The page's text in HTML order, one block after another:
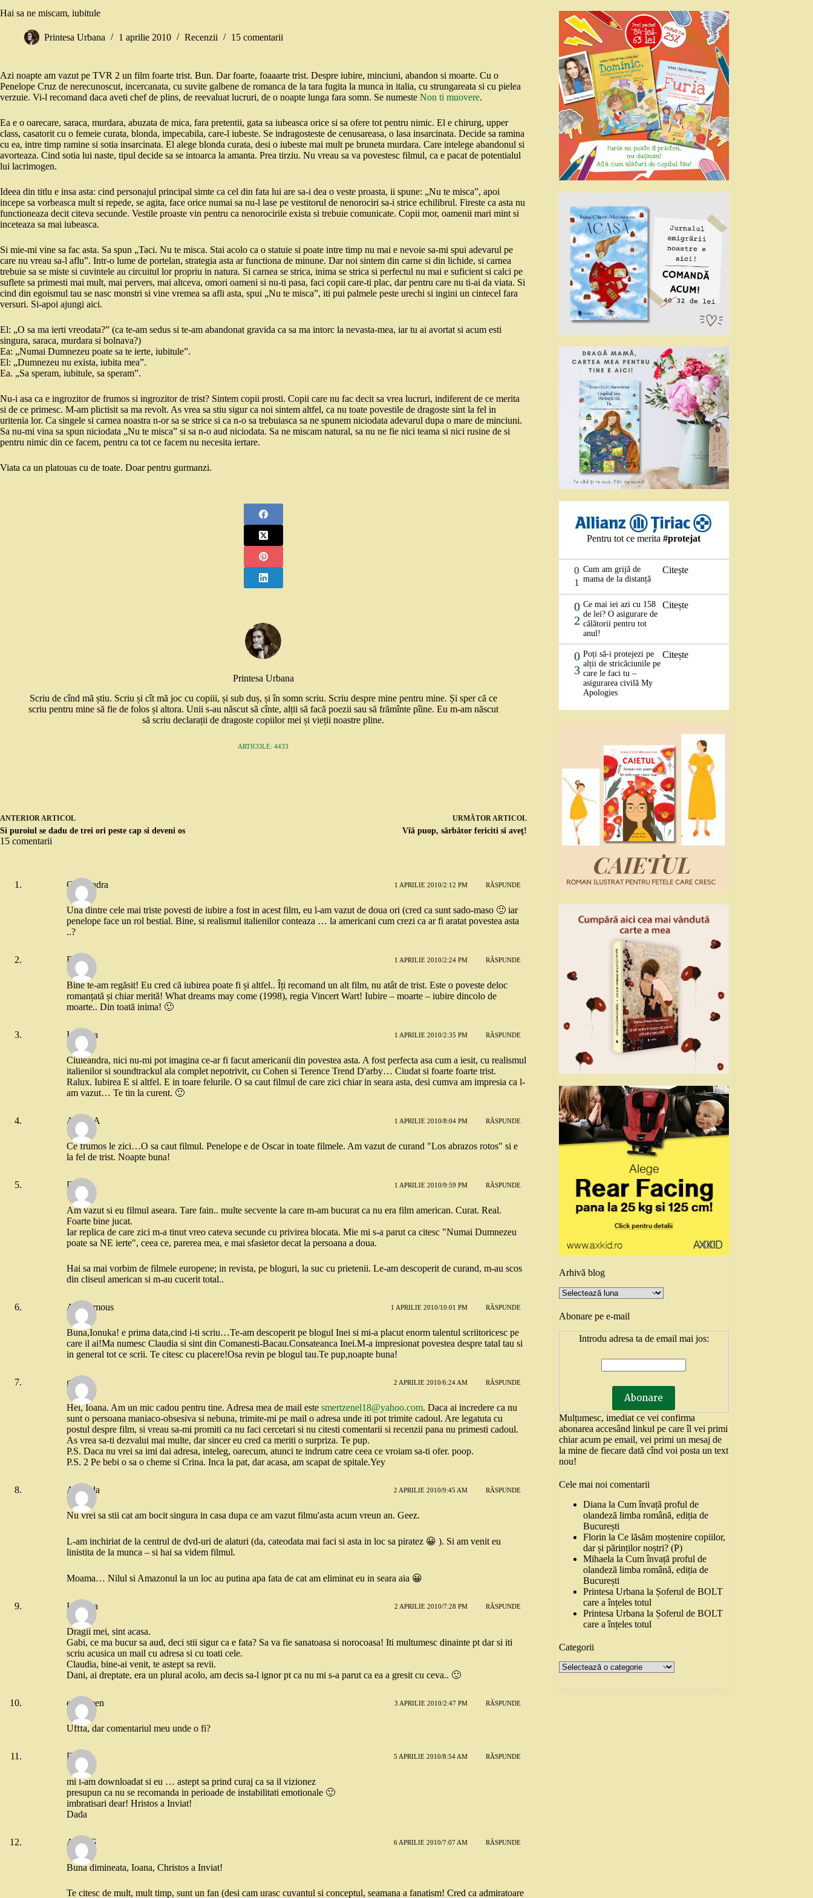
Hai sa ne miscam, iubitule
Printesa Urbana 1 aprilie 2010 Recenzii 15 comentarii
Azi noapte am vazut pe TVR 2 un film foarte trist. Bun. Dar foarte, foaaarte trist. Despre iubire, minciuni, abandon si moarte. Cu o
Penelope Cruz de nerecunoscut, incercanata, cu suvite galbene de romanca de la tara fugita la munca in italia, cu strungareata si cu pielea
verzuie. Vi-l recomand daca aveti chef de plins, de reevaluat lucruri, de o noapte lunga fara somn. Se numeste Non ti muovere.
Ea e o oarecare, saraca, murdara, abuzata de mica, fara pretentii, gata sa iubeasca orice si sa ofere tot pentru nimic. El e chirurg, upper
class, casatorit cu o femeie curata, blonda, impecabila, care-l iubeste. Se indragosteste de cenusareasa, o lasa insarcinata. Decide sa ramina
cu ea, intre timp ramine si sotia insarcinata. El alege blonda curata, desi o iubeste mai mult pe bruneta murdara. Care intelege abandonul si
avorteaza. Cind sotia lui naste, tipul decide sa se intoarca la amanta. Prea tirziu. Nu vreau sa va povestesc filmul, ca e pacat de potentialul
lui lacrimogen.
Ideea din titlu e insa asta: cind personajul principal simte ca cel din fata lui are sa-i dea o veste proasta, ii spune: „Nu te misca”, apoi
incepe sa vorbeasca mult si repede, se agita, face orice numai sa nu-l lase pe vestitorul de nenorociri sa-i strice echilibrul. Fireste ca asta nu
functioneaza decit citeva secunde. Vestile proaste vin pentru ca nenorocirile exista si trebuie comunicate. Copii mor, oamenii mari mint si
inceteaza sa mai iubeasca.
Si mie-mi vine sa fac asta. Sa spun „Taci. Nu te misca. Stai acolo ca o statuie si poate intre timp nu mai e nevoie sa-mi spui adevarul pe
care nu vreau sa-l aflu”. Intr-o lume de portelan, strategia asta ar functiona de minune. Dar noi sintem din carne si din lichide, si carnea
trebuie sa se miste si cuvintele au circuitul lor propriu in natura. Si carnea se strica, inima se strica si perfectul nu mai e suficient si calci pe
suflete sa primesti mai mult, mai pervers, mai altceva, omori oameni si nu-ti pasa, faci copii care-ti plac, dar pentru care nu ti-ai da viata. Si
cind din egoismul tau se nasc monstri si vine vremea sa afli asta, spui „Nu te misca”, iti pui palmele peste urechi si ingini un cintecel fara
versuri. Si-apoi ajungi aici.
El: „O sa ma ierti vreodata?” (ca te-am sedus si te-am abandonat gravida ca sa ma intorc la nevasta-mea, iar tu ai avortat si acum esti
singura, saraca, murdara si bolnava?)
Ea: „Numai Dumnezeu poate sa te ierte, iubitule”.
El: „Dumnezeu nu exista, iubita mea”.
Ea. „Sa speram, iubitule, sa speram”.
Nu-i asa ca e ingrozitor de frumos si ingrozitor de trist? Sintem copii prosti. Copii care nu fac decit sa vrea lucruri, indiferent de ce merita
si de ce primesc. M-am plictisit sa ma revolt. As vrea sa stiu sigur ca noi sintem altfel, ca nu toate povestile de dragoste sint la fel in
uritenia lor. Ca singele si carnea noastra n-or sa se strice si ca n-o sa trebuiasca sa ne spunem niciodata adevarul dupa o mare de minciuni.
Sa nu-mi vina sa spun niciodata „Nu te misca” si sa n-o aud niciodata. Sa ne miscam natural, sa nu ne fie nici teama si nici rusine de si
pentru nimic din ce facem, pentru ca tot ce facem nu necesita iertare.
Viata ca un platouas cu de toate. Doar pentru gurmanzi.
Printesa Urbana
Scriu de cînd mă știu. Scriu și cît mă joc cu copiii, și sub duș, și în somn scriu. Scriu despre mine pentru mine. Și sper că ce
scriu pentru mine să fie de folos și altora. Unii s-au născut să cînte, alții să facă poezii sau să frămînte pîine. Eu m-am născut
să scriu declarații de dragoste copiilor mei și vieții noastre pline.
ARTICOLE: 4433
ANTERIOR ARTICOL
Si puroiul se dadu de trei ori peste cap si deveni os
URMĂTOR ARTICOL
Vîă puop, sărbător fericiti sî aveţ!
15 comentarii
Ciuleandra 1 APRILIE 2010/2:12 PM RĂSPUNDE
Una dintre cele mai triste povesti de iubire a fost in acest film, eu l-am vazut de doua ori (cred ca sunt sado-maso 🙂 iar
penelope face un rol bestial. Bine, si realismul italienilor conteaza … la americani cum crezi ca ar fi aratat povestea asta
..?
Ralux 1 APRILIE 2010/2:24 PM RĂSPUNDE
Bine te-am regăsit! Eu cred că iubirea poate fi și altfel.. Îți recomand un alt film, nu atât de trist. Este o poveste deloc
romanțată și chiar merită! What dreams may come (1998), regia Vincert Wart! Iubire – moarte – iubire dincolo de
moarte.. Din toată inima! 🙂
Ionouka 1 APRILIE 2010/2:35 PM RĂSPUNDE
Ciuleandra, nici nu-mi pot imagina ce-ar fi facut americanii din povestea asta. A fost perfecta asa cum a iesit, cu realismul
italienilor si soundtrackul ala complet nepotrivit, cu Cohen si Terence Trend D'arby… Ciudat si foarte foarte trist.
Ralux. Iubirea E si altfel. E in toare felurile. O sa caut filmul de care zici chiar in seara asta, desi cumva am impresia ca l-
am vazut… Te tin la curent. 🙂
ADELA 1 APRILIE 2010/8:04 PM RĂSPUNDE
Ce frumos le zici…O sa caut filmul. Penelope e de Oscar in toate filmele. Am vazut de curand "Los abrazos rotos" si e
la fel de trist. Noapte buna!
Danii 1 APRILIE 2010/9:59 PM RĂSPUNDE
Am vazut si eu filmul aseara. Tare fain.. multe secvente la care m-am bucurat ca nu era film american. Curat. Real.
Foarte bine jucat.
Iar replica de care zici m-a tinut vreo cateva secunde cu privirea blocata. Mie mi s-a parut ca citesc "Numai Dumnezeu
poate sa NE ierte", ceea ce, parerea mea, e mai sfasietor decat la persoana a doua.
Hai sa mai vorbim de filmele europene; in revista, pe bloguri, la suc cu prietenii. Le-am descoperit de curand, m-au scos
din cliseul american si m-au cucerit total..
Anonymous 1 APRILIE 2010/10:01 PM RĂSPUNDE
Buna,Ionuka! e prima data,cind i-ti scriu…Te-am descoperit pe blogul Inei si mi-a placut enorm talentul scriitoricesc pe
care il ai!Ma numesc Claudia si sint din Comanesti-Bacau.Consateanca Inei.M-a impresionat povestea despre tatal tau si
in general tot ce scrii. Te citesc cu placere!Osa revin pe blogul tau.Te pup,noapte buna!
gee 2 APRILIE 2010/6:24 AM RĂSPUNDE
Hei, Ioana. Am un mic cadou pentru tine. Adresa mea de mail este smertzenel18@yahoo.com. Daca ai incredere ca nu
sunt o persoana maniaco-obsesiva si nebuna, trimite-mi pe mail o adresa unde iti pot trimite cadoul. Are legatuta cu
postul despre film, si vreau sa-mi promiti ca nu faci cercetari si nu citesti comentarii si recenzii pana nu primesti cadoul.
As vrea sa-ti dezvalui mai multe, dar sincer eu cred ca meriti o surpriza. Te pup.
P.S. Daca nu vrei sa imi dai adresa, inteleg, oarecum, atunci te indrum catre ceea ce vroiam sa-ti ofer. poop.
P.S. 2 Pe bebi o sa o cheme si Crina. Inca la pat, dar acasa, am scapat de spitale.Yey
Andrada 2 APRILIE 2010/9:45 AM RĂSPUNDE
Nu vrei sa stii cat am bocit singura in casa dupa ce am vazut filmu'asta acum vreun an. Geez.
L-am inchiriat de la centrul de dvd-uri de alaturi (da, cateodata mai faci si asta in loc sa piratez 😀 ). Si am venit eu
linistita de la munca – si hai sa videm filmul.
Moama… Nilul si Amazonul la un loc au putina apa fata de cat am eliminat eu in seara aia 😀
Ionouka 2 APRILIE 2010/7:28 PM RĂSPUNDE
Dragii mei, sint acasa.
Gabi, ce ma bucur sa aud, deci stii sigur ca e fata? Sa va fie sanatoasa si norocoasa! Iti multumesc dinainte pt dar si iti
scriu acusica un mail cu adresa si cu toati cele.
Claudia, bine-ai venit, te astept sa revii.
Dani, ai dreptate, era un plural acolo, am decis sa-l ignor pt ca nu mi s-a parut ca ea a gresit cu ceva.. 🙂
evergreen 3 APRILIE 2010/2:47 PM RĂSPUNDE
Ufffa, dar comentariul meu unde o fi?
DaDa 5 APRILIE 2010/8:54 AM RĂSPUNDE
mi l-am downloadat si eu … astept sa prind curaj ca sa il vizionez
presupun ca nu se recomanda in perioade de instabilitati emotionale 🙂
imbratisari dear! Hristos a Inviat!
Dada
Anca G 6 APRILIE 2010/7:07 AM RĂSPUNDE
Buna dimineata, Ioana, Christos a Inviat!
Te citesc de mult, mult timp, sunt un fan (desi cam urasc cuvantul si conceptul, seamana a fanatism! Cred ca admiratoare
Pentru tot ce merita#protejat
0
1
Cum am grijă de
mama de la distanță
Citește
0
2
Ce mai iei azi cu 158
de lei? O asigurare de
călătorii pentru tot
anul!
Citește
0
3
Poți să-i protejezi pe
alții de stricăciunile pe
care le faci tu –
asigurarea civilă My
Apologies
Citește
Arhivă blog
Arhivă
blog
Abonare pe e-mail
Introdu adresa ta de email mai jos:
Mulțumesc, imediat ce vei confirma
abonarea accesând linkul pe care îl vei primi
chiar acum pe email, vei primi un mesaj de
la mine de fiecare dată cînd voi posta un text
nou!
Cele mai noi comentarii
Diana laCum învață proful de
olandeză limba română, ediția de
București
Florin laCe lăsăm moștenire copiilor,
dar și părinților noștri? (P)
Mihaela laCum învață proful de
olandeză limba română, ediția de
București
Printesa Urbana la Șoferul de BOLT
care a înțeles totul
Printesa Urbana la Șoferul de BOLT
care a înțeles totul
Categorii
Categorii